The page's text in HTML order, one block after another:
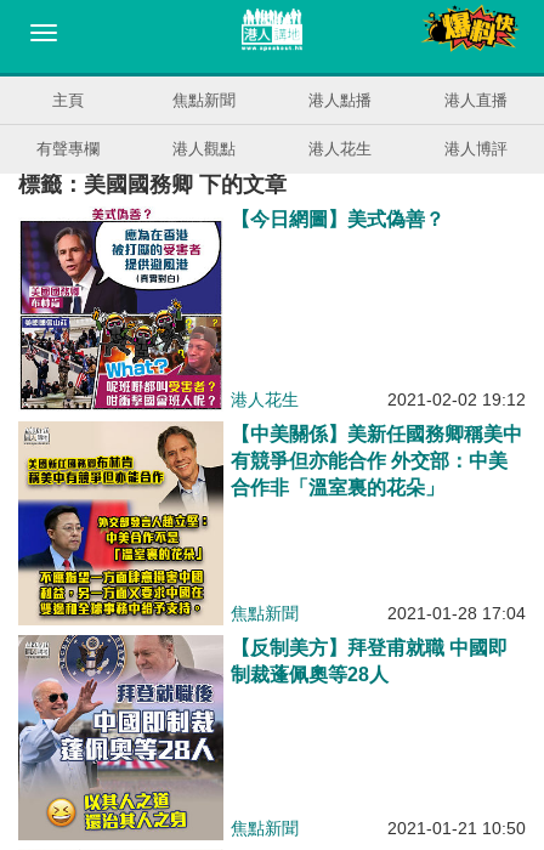
主頁 焦點新聞 港人點播 港人直播
有聲專欄 港人觀點 港人花生 港人博評
標籤：美國國務卿 下的文章
【今日網圖】美式偽善？
港人花生 2021-02-02 19:12
【中美關係】美新任國務卿稱美中
有競爭但亦能合作 外交部：中美
合作非「溫室裏的花朵」
焦點新聞 2021-01-28 17:04
【反制美方】拜登甫就職 中國即
制裁蓬佩奧等28人
焦點新聞 2021-01-21 10:50